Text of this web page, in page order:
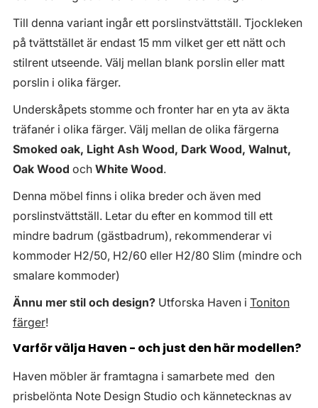
Till denna variant ingår ett porslinstvättställ. Tjockleken
på tvättstället är endast 15 mm vilket ger ett nätt och
stilrent utseende. Välj mellan blank porslin eller matt
porslin i olika färger.
Underskåpets stomme och fronter har en yta av äkta
träfanér i olika färger. Välj mellan de olika färgerna
Smoked oak, Light Ash Wood, Dark Wood, Walnut,
Oak Wood och White Wood.
Denna möbel finns i olika breder och även med
porslinstvättställ. Letar du efter en kommod till ett
mindre badrum (gästbadrum), rekommenderar vi
kommoder H2/50, H2/60 eller H2/80 Slim (mindre och
smalare kommoder)
Ännu mer stil och design? Utforska Haven i Toniton
färger!
Varför välja Haven - och just den här modellen?
Haven möbler är framtagna i samarbete med den
prisbelönta Note Design Studio och kännetecknas av